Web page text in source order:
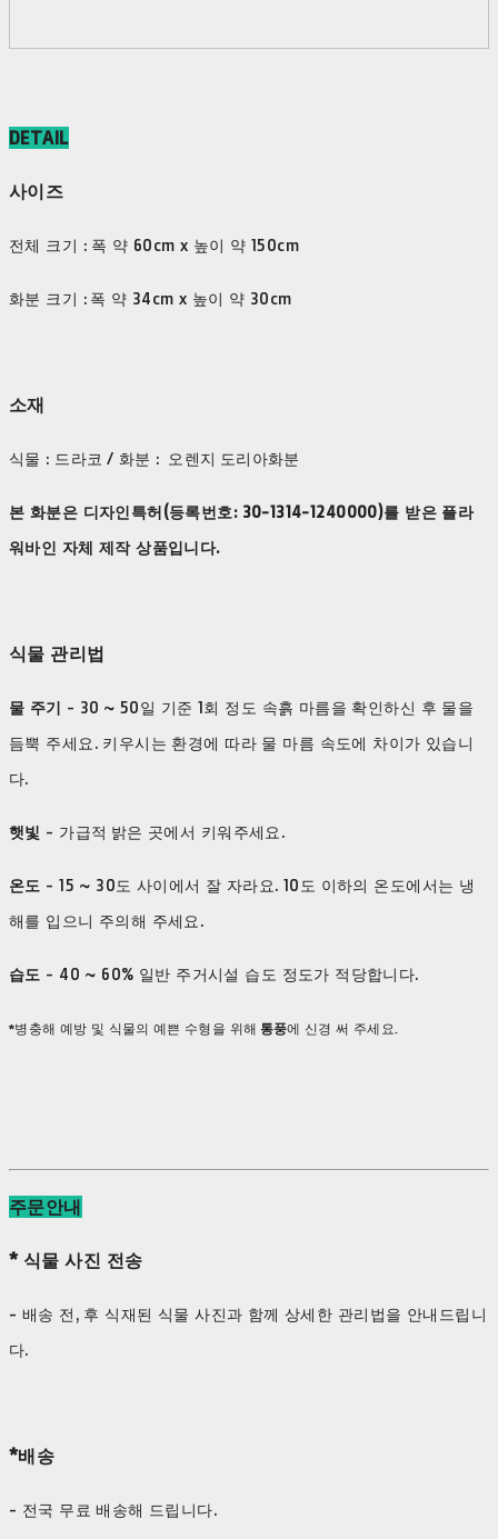
DETAIL
사이즈
전체 크기 : 폭 약 60cm x 높이 약 150cm
화분 크기 : 폭 약 34cm x 높이 약 30cm
소재
식물 : 드라코 / 화분 : 오렌지 도리아화분
본 화분은 디자인특허(등록번호: 30-1314-1240000)를 받은 플라
워바인 자체 제작 상품입니다.
식물 관리법
물 주기 - 30 ~ 50일 기준 1회 정도 속흙 마름을 확인하신 후 물을
듬뿍 주세요. 키우시는 환경에 따라 물 마름 속도에 차이가 있습니
다.
햇빛 - 가급적 밝은 곳에서 키워주세요.
​온도 - 15 ~ 30도 사이에서 잘 자라요. 10도 이하의 온도에서는 냉
해를 입으니 주의해 주세요.
습도 - 40 ~ 60% 일반 주거시설 습도 정도가 적당합니다.
*병충해 예방 및 식물의 예쁜 수형을 위해 통풍에 신경 써 주세요.
주문안내
* 식물 사진 전송
- 배송 전, 후 식재된 식물 사진과 함께 상세한 관리법을 안내드립니
다.
*배송
- 전국 무료 배송해 드립니다.